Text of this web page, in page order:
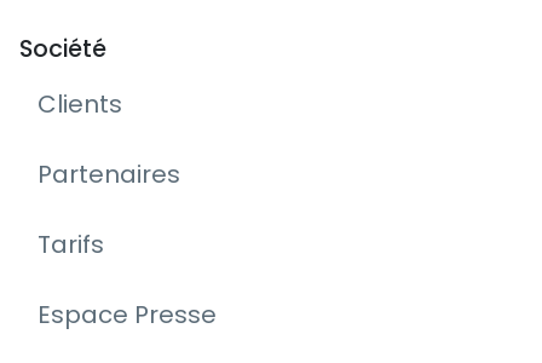
Société
Clients
Partenaires
Tarifs
Espace Presse